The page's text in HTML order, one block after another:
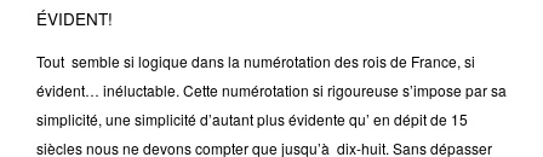
ÉVIDENT!
Tout semble si logique dans la numérotation des rois de France, si
évident… inéluctable. Cette numérotation si rigoureuse s’impose par sa
simplicité, une simplicité d’autant plus évidente qu’ en dépit de 15
siècles nous ne devons compter que jusqu’à dix-huit. Sans dépasser